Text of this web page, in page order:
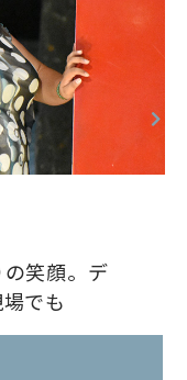
笑顔。デ
でも